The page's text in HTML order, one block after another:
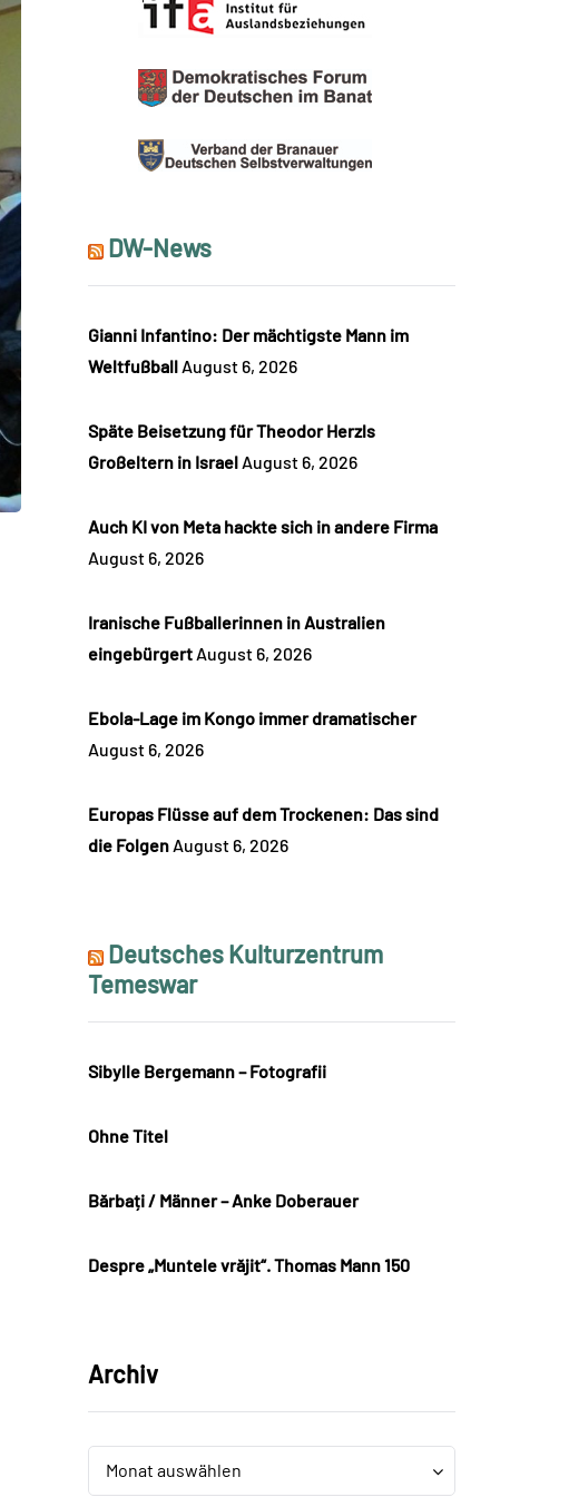
DW-News
Gianni Infantino: Der mächtigste Mann im
Weltfußball August 6, 2026
Späte Beisetzung für Theodor Herzls
Großeltern in Israel August 6, 2026
Auch KI von Meta hackte sich in andere Firma
August 6, 2026
Iranische Fußballerinnen in Australien
eingebürgert August 6, 2026
Ebola-Lage im Kongo immer dramatischer
August 6, 2026
Europas Flüsse auf dem Trockenen: Das sind
die Folgen August 6, 2026
Deutsches Kulturzentrum
Temeswar
Sibylle Bergemann – Fotografii
Ohne Titel
Bărbați / Männer – Anke Doberauer
Despre „Muntele vrăjit“. Thomas Mann 150
Archiv
Archiv
Monat auswählen
Archiv